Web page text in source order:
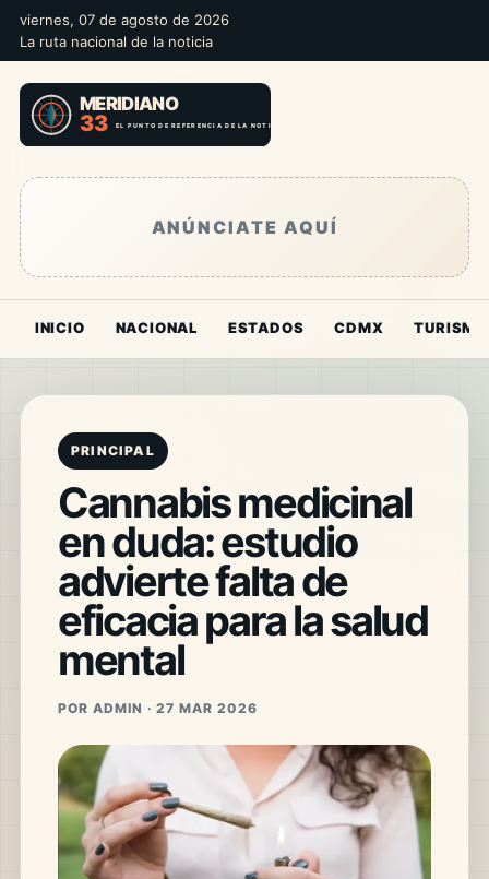
viernes, 07 de agosto de 2026
La ruta nacional de la noticia
ANÚNCIATE AQUÍ
INICIO NACIONAL ESTADOS CDMX TURISMO
PRINCIPAL
Cannabis medicinal
en duda: estudio
advierte falta de
eficacia para la salud
mental
POR ADMIN · 27 MAR 2026